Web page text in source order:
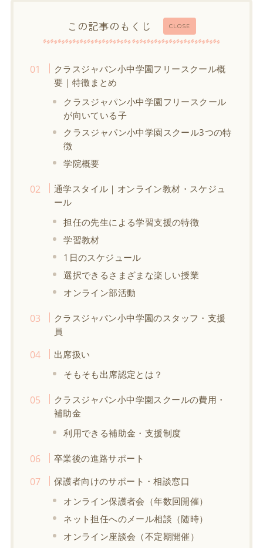
CLOSE
この記事のもくじ
クラスジャパン小中学園フリースクール概
要｜特徴まとめ
クラスジャパン小中学園フリースクール
が向いている子
クラスジャパン小中学園スクール3つの特
徴
学院概要
通学スタイル｜オンライン教材・スケジュ
ール
担任の先生による学習支援の特徴
学習教材
1日のスケジュール
選択できるさまざまな楽しい授業
オンライン部活動
クラスジャパン小中学園のスタッフ・支援
員
出席扱い
そもそも出席認定とは？
クラスジャパン小中学園スクールの費用・
補助金
利用できる補助金・支援制度
卒業後の進路サポート
保護者向けのサポート・相談窓口
オンライン保護者会（年数回開催）
ネット担任へのメール相談（随時）
オンライン座談会（不定期開催）